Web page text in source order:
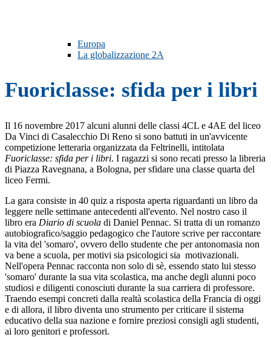
Europa
La globalizzazione 2A
Fuoriclasse: sfida per i libri
Il 16 novembre 2017 alcuni alunni delle classi 4CL e 4AE del liceo
Da Vinci di Casalecchio Di Reno si sono battuti in un'avvicente
competizione letteraria organizzata da Feltrinelli, intitolata
Fuoriclasse: sfida per i libri. I ragazzi si sono recati presso la libreria
di Piazza Ravegnana, a Bologna, per sfidare una classe quarta del
liceo Fermi.
La gara consiste in 40 quiz a risposta aperta riguardanti un libro da
leggere nelle settimane antecedenti all'evento. Nel nostro caso il
libro era Diario di scuola di Daniel Pennac. Si tratta di un romanzo
autobiografico/saggio pedagogico che l'autore scrive per raccontare
la vita del 'somaro', ovvero dello studente che per antonomasia non
va bene a scuola, per motivi sia psicologici sia motivazionali.
Nell'opera Pennac racconta non solo di sè, essendo stato lui stesso
'somaro' durante la sua vita scolastica, ma anche degli alunni poco
studiosi e diligenti conosciuti durante la sua carriera di professore.
Traendo esempi concreti dalla realtà scolastica della Francia di oggi
e di allora, il libro diventa uno strumento per criticare il sistema
educativo della sua nazione e fornire preziosi consigli agli studenti,
ai loro genitori e professori.